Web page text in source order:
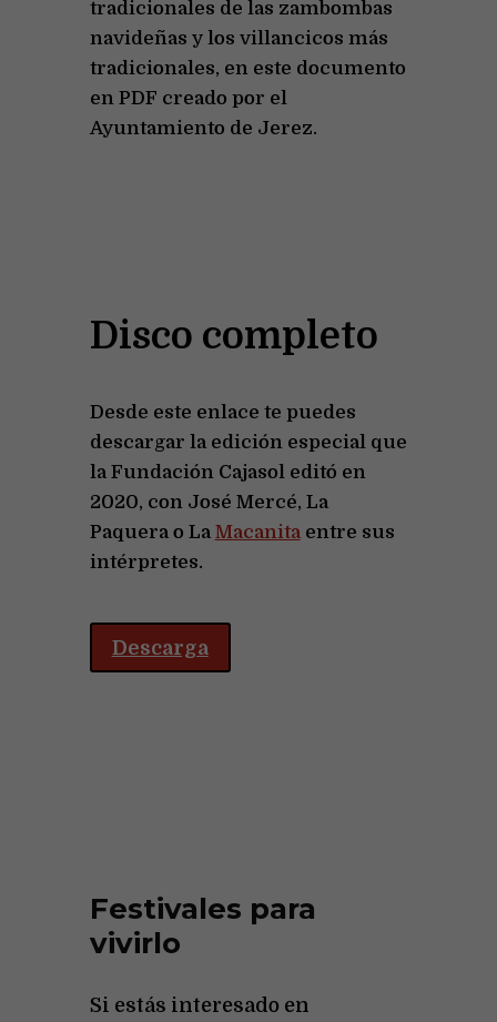
tradicionales de las zambombas
navideñas y los villancicos más
tradicionales, en este documento
en PDF creado por el
Ayuntamiento de Jerez.
Disco completo
Desde este enlace te puedes
descargar la edición especial que
la Fundación Cajasol editó en
2020, con José Mercé, La
Paquera o La Macanitaentre sus
intérpretes.
Descarga
Festivales para
vivirlo
Si estás interesado en